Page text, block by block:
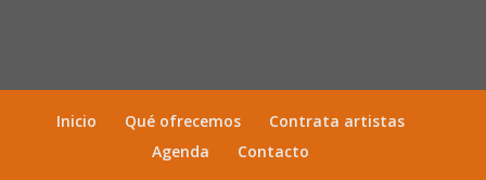
Inicio Qué ofrecemos
Contrata artistas
Agenda
Contacto